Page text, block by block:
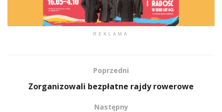
REKLAMA
Poprzedni
Zorganizowali bezpłatne rajdy rowerowe
Następny